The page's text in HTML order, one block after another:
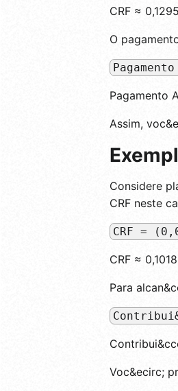
CRF ≈
O
Pagamento
Assim,
Considere
CRF neste
CRF =
CRF ≈
Para
Voc&ecirc;